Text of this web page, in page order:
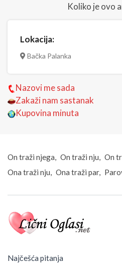
Koliko je ovo
Lokacija:
Bačka Palanka
Nazovi me sada
Zakaži nam sastanak
Kupovina minuta
On traži njega On traži nju On
Ona traži nju
Ona traži par
Najčešća pitanja